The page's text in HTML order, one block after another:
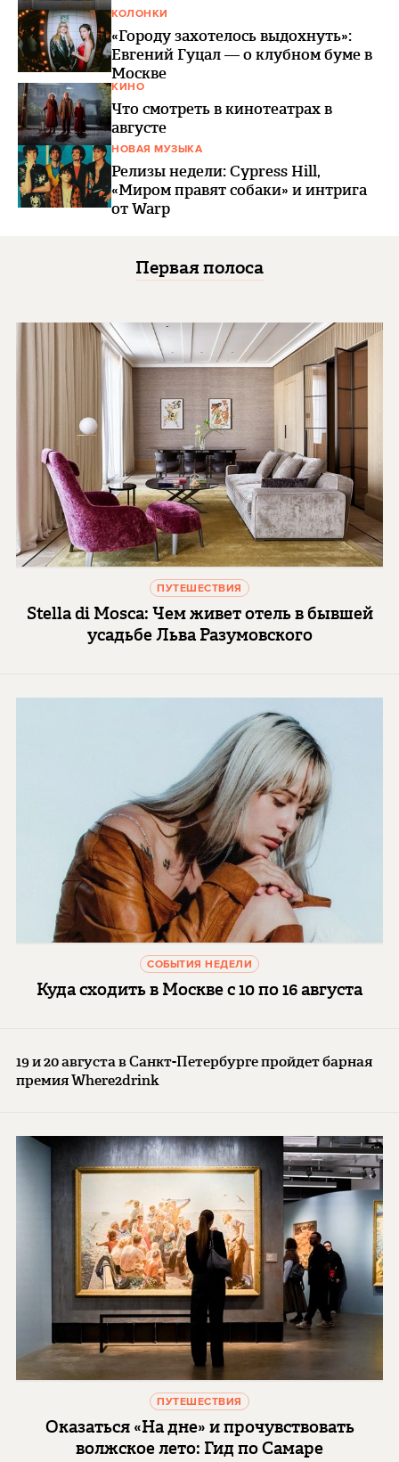
КОЛОНКИ
«Городу захотелось выдохнуть»:
Евгений Гуцал — о клубном буме в
Москве
КИНО
Что смотреть в кинотеатрах в
августе
НОВАЯ МУЗЫКА
Релизы недели: Cypress Hill,
«Миром правят собаки» и интрига
от Warp
Первая полоса
ПУТЕШЕСТВИЯ
Stella di Mosca: Чем живет отель в бывшей
усадьбе Льва Разумовского
СОБЫТИЯ НЕДЕЛИ
Куда сходить в Москве с 10 по 16 августа
19 и 20 августа в Санкт-Петербурге пройдет барная
премия Where2drink
ПУТЕШЕСТВИЯ
Оказаться «На дне» и прочувствовать
волжское лето: Гид по Самаре